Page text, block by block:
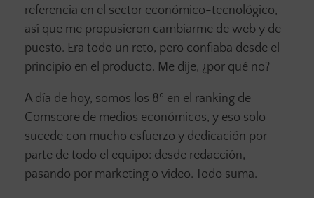
referencia en el sector económico-tecnológico,
así que me propusieron cambiarme de web y de
puesto. Era todo un reto, pero confiaba desde el
principio en el producto. Me dije, ¿por qué no?
A día de hoy, somos los 8º en el ranking de
Comscore de medios económicos, y eso solo
sucede con mucho esfuerzo y dedicación por
parte de todo el equipo: desde redacción,
pasando por marketing o vídeo. Todo suma.